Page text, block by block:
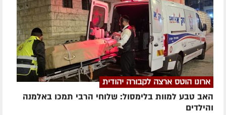
ארונו הוטס ארצה לקבורה יהודית
האב טבע למוות בלימסול: שלוחי הרבי תמכו באלמנה
והילדים